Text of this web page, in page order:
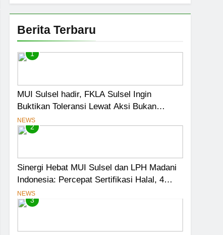
Jadi Prioritas
Berita Terbaru
1
MUI Sulsel hadir, FKLA Sulsel Ingin
Buktikan Toleransi Lewat Aksi Bukan
Seremoni
NEWS
2
Sinergi Hebat MUI Sulsel dan LPH Madani
Indonesia: Percepat Sertifikasi Halal, 4
Pelaku Usaha Mikro Lulus Sidang Fatwa
NEWS
3